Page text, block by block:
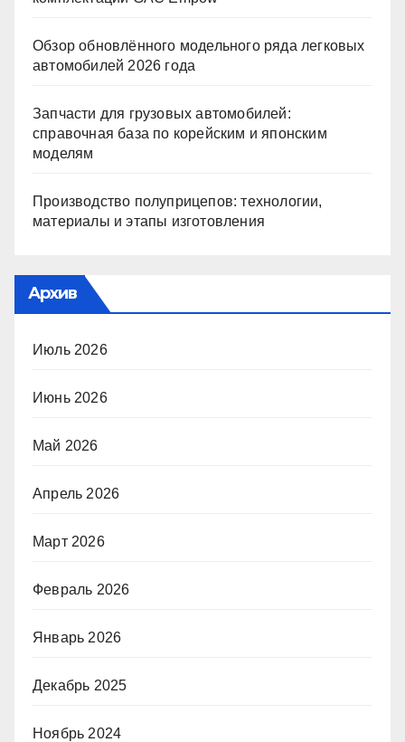
Обзор обновлённого модельного ряда легковых
автомобилей 2026 года
Запчасти для грузовых автомобилей:
справочная база по корейским и японским
моделям
Производство полуприцепов: технологии,
материалы и этапы изготовления
Архив
Июль 2026
Июнь 2026
Май 2026
Апрель 2026
Март 2026
Февраль 2026
Январь 2026
Декабрь 2025
Ноябрь 2024